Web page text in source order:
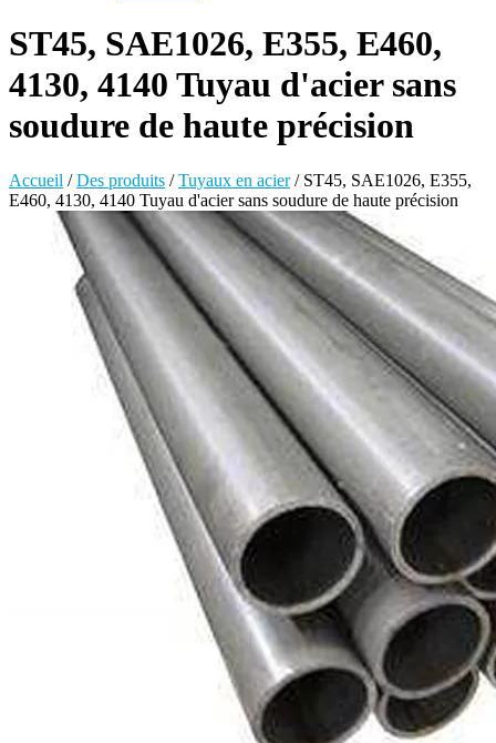
ST45, SAE1026, E355, E460,
4130, 4140 Tuyau d'acier sans
soudure de haute précision
Accueil /Des produits /Tuyaux en acier/ ST45, SAE1026, E355,
E460, 4130, 4140 Tuyau d'acier sans soudure de haute précision